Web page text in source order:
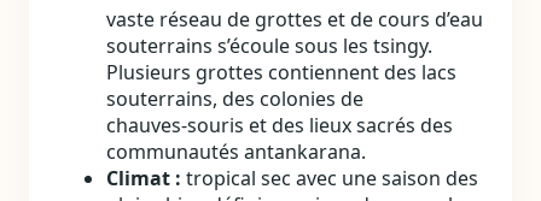
vaste réseau de grottes et de cours d’eau
souterrains s’écoule sous les tsingy.
Plusieurs grottes contiennent des lacs
souterrains, des colonies de
chauves‑souris et des lieux sacrés des
communautés antankarana.
Climat : tropical sec avec une saison des